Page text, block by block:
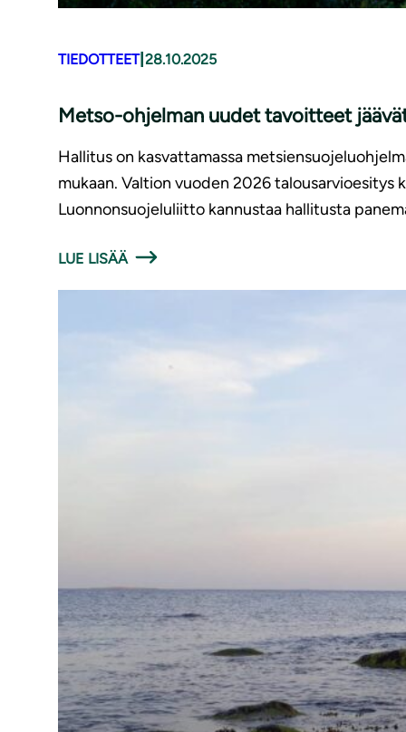
TIEDOTTEET| 28.10.2025
Metso-ohjelman uudet tavoitteet
Hallitus on kasvattamassa
mukaan. Valtion vuoden 2026
Luonnonsuojeluliitto kannustaa hallitusta
LUE LISÄÄ